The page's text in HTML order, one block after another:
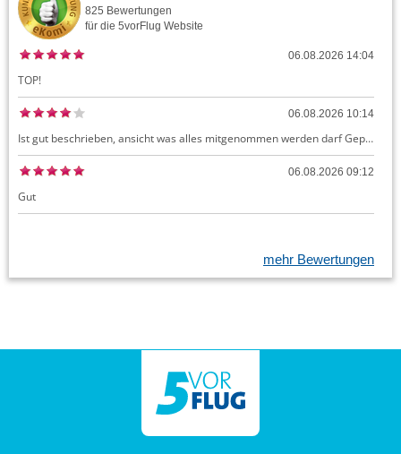
825 Bewertungen
für die 5vorFlug Website
06.08.2026 14:04
TOP!
06.08.2026 10:14
Ist gut beschrieben, ansicht was alles mitgenommen werden darf Gepäck dürfte auch kostenloses Handgepäck umfassen, ansonsten sehr easy zu machen
06.08.2026 09:12
Gut
mehr Bewertungen